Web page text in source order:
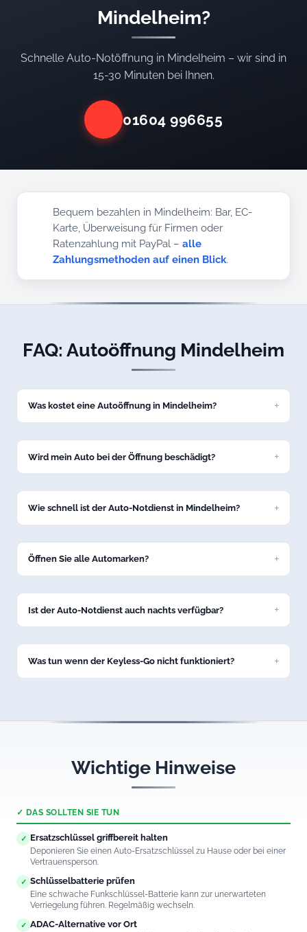
Mindelheim?
Schnelle Auto-Notöffnung in Mindelheim – wir sind in
15-30 Minuten bei Ihnen.
01604 996655
Bequem bezahlen in Mindelheim: Bar, EC-
Karte, Überweisung für Firmen oder
Ratenzahlung mit PayPal –alle
Zahlungsmethoden auf einen Blick.
FAQ: Autoöffnung Mindelheim
Was kostet eine Autoöffnung in Mindelheim?
Festpreis. Den genauen Preis nennen wir Ihnen am Telefon,
bevor wir nach Mindelheim losfahren.
Wird mein Auto bei der Öffnung beschädigt?
professionellem Spezialwerkzeug. Keine Kratzer, keine
Dellen.
Wie schnell ist der Auto-Notdienst in Mindelheim?
Mindelheim bei Ihrem Fahrzeug.
Öffnen Sie alle Automarken?
Marken: VW, BMW, Mercedes, Audi, Opel, Ford, Toyota und
viele weitere.
Ist der Auto-Notdienst auch nachts verfügbar?
auch nachts und an Feiertagen.
Was tun wenn der Keyless-Go nicht funktioniert?
Wichtige Hinweise
✓ DAS SOLLTEN SIE TUN
✓ Ersatzschlüssel griffbereit halten
Deponieren Sie einen Auto-Ersatzschlüssel zu Hause oder bei einer
Vertrauensperson.
✓ Schlüsselbatterie prüfen
Eine schwache Funkschlüssel-Batterie kann zur unerwarteten
Verriegelung führen. Regelmäßig wechseln.
✓ ADAC-Alternative vor Ort